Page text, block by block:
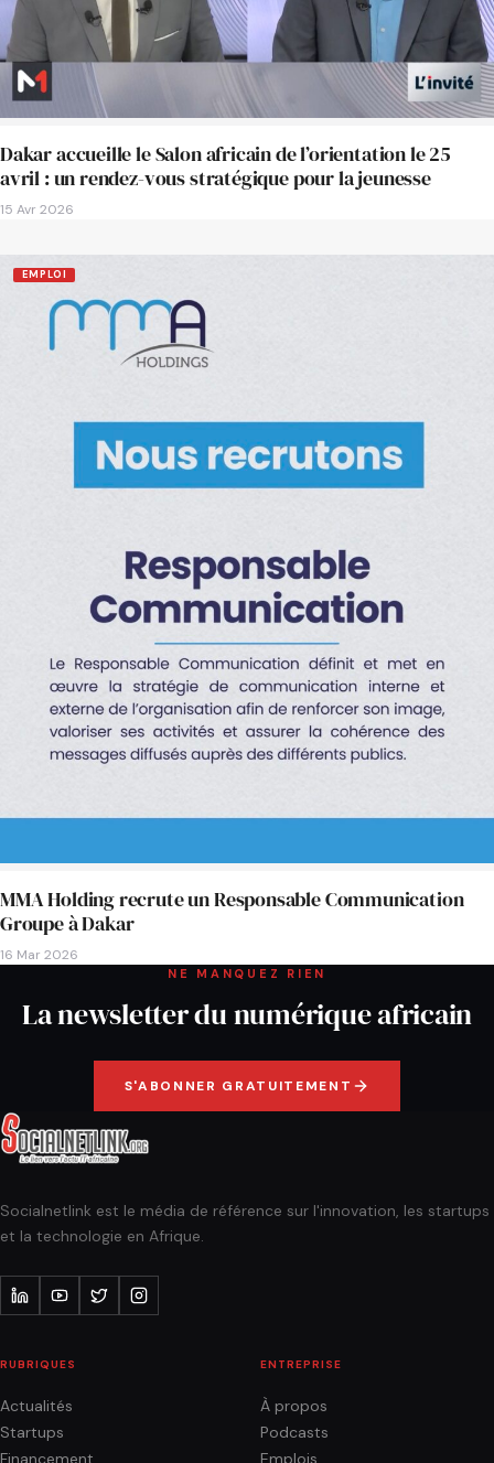
Dakar accueille le Salon africain de l’orientation le 25
avril : un rendez-vous stratégique pour la jeunesse
15 Avr 2026
EMPLOI
MMA Holding recrute un Responsable Communication
Groupe à Dakar
16 Mar 2026
NE MANQUEZ RIEN
La newsletter du numérique africain
S'ABONNER GRATUITEMENT
Socialnetlink est le média de référence sur l'innovation, les startups
et la technologie en Afrique.
RUBRIQUES
Actualités
Startups
Financement
ENTREPRISE
À propos
Podcasts
Emplois